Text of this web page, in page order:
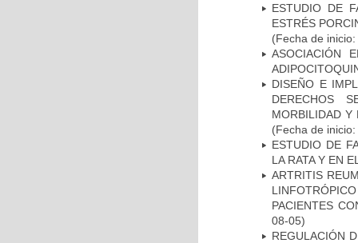
ESTUDIO DE
ESTRÉS
(Fecha de
ASOCIACIÓN
DISEÑO E
DERECHOS
MORBILIDAD Y
(Fecha de
ESTUDIO DE
LA RATA Y EN
ARTRITIS
PACIENTES
08-05)
REGULACIÓN